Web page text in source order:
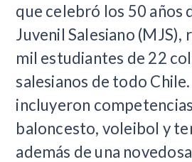
que celebró los 50 años
Juvenil Salesiano (MJS),
mil estudiantes de 22
salesianos de todo
incluyeron
baloncesto, voleibol y
además de una